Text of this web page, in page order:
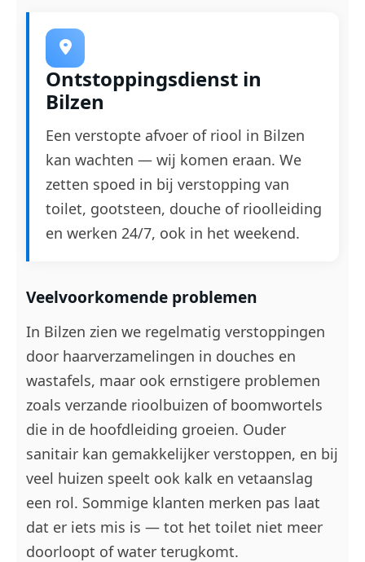
Ontstoppingsdienst in
Bilzen
Een verstopte afvoer of riool in Bilzen
kan wachten — wij komen eraan. We
zetten spoed in bij verstopping van
toilet, gootsteen, douche of rioolleiding
en werken 24/7, ook in het weekend.
Veelvoorkomende problemen
In Bilzen zien we regelmatig verstoppingen
door haarverzamelingen in douches en
wastafels, maar ook ernstigere problemen
zoals verzande rioolbuizen of boomwortels
die in de hoofdleiding groeien. Ouder
sanitair kan gemakkelijker verstoppen, en bij
veel huizen speelt ook kalk en vetaanslag
een rol. Sommige klanten merken pas laat
dat er iets mis is — tot het toilet niet meer
doorloopt of water terugkomt.